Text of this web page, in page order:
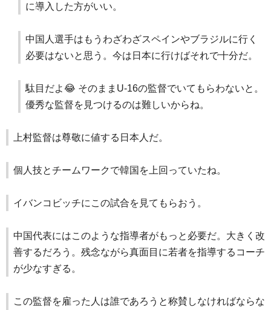
に導入した方がいい。
中国人選手はもうわざわざスペインやブラジルに行く
必要はないと思う。今は日本に行けばそれで十分だ。
駄目だよ😂 そのままU-16の監督でいてもらわないと。
優秀な監督を見つけるのは難しいからね。
上村監督は尊敬に値する日本人だ。
個人技とチームワークで韓国を上回っていたね。
イバンコビッチにこの試合を見てもらおう。
中国代表にはこのような指導者がもっと必要だ。大きく改
善するだろう。残念ながら真面目に若者を指導するコーチ
が少なすぎる。
この監督を雇った人は誰であろうと称賛しなければならな